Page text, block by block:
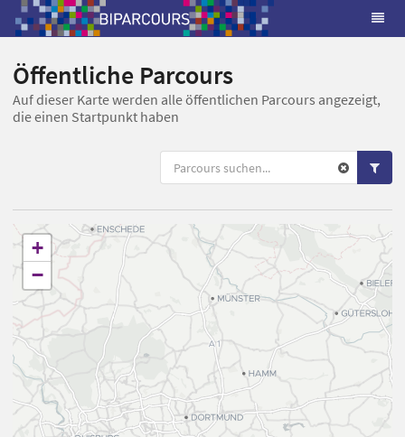
Öffentliche Parcours
Auf dieser Karte werden alle öffentlichen Parcours angezeigt,
die einen Startpunkt haben
+
−